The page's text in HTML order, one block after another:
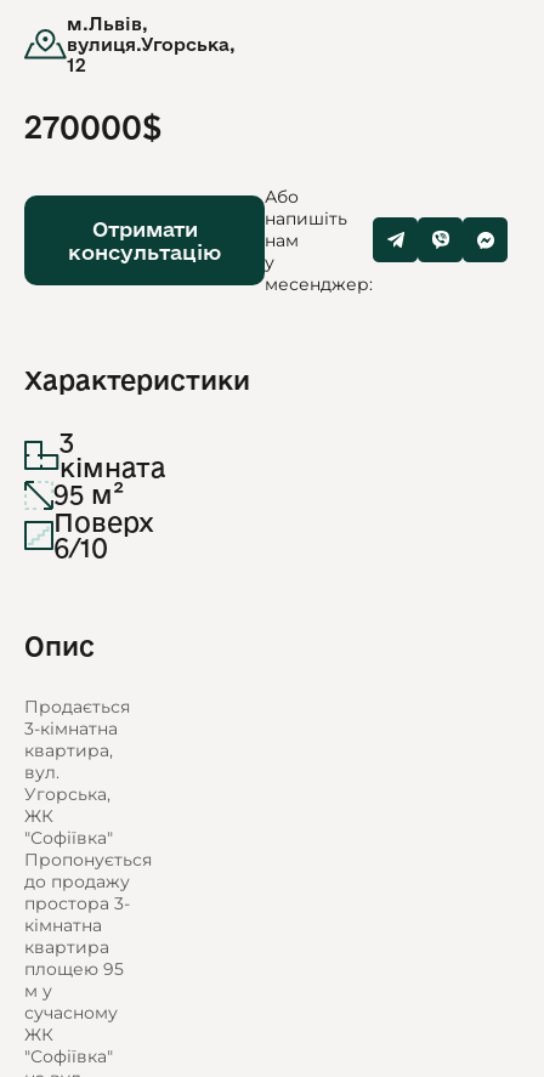
м.Львів,
вулиця.Угорська,
12
270000$
Отримати
консультацію
Або
напишіть
нам
у
месенджер:
Характеристики
3
кімната
95 м²
Поверх
6/10
Опис
Продається
3-кімнатна
квартира,
вул.
Угорська,
ЖК
"Софіївка"
Пропонується
до продажу
простора 3-
кімнатна
квартира
площею 95
м у
сучасному
ЖК
"Софіївка"